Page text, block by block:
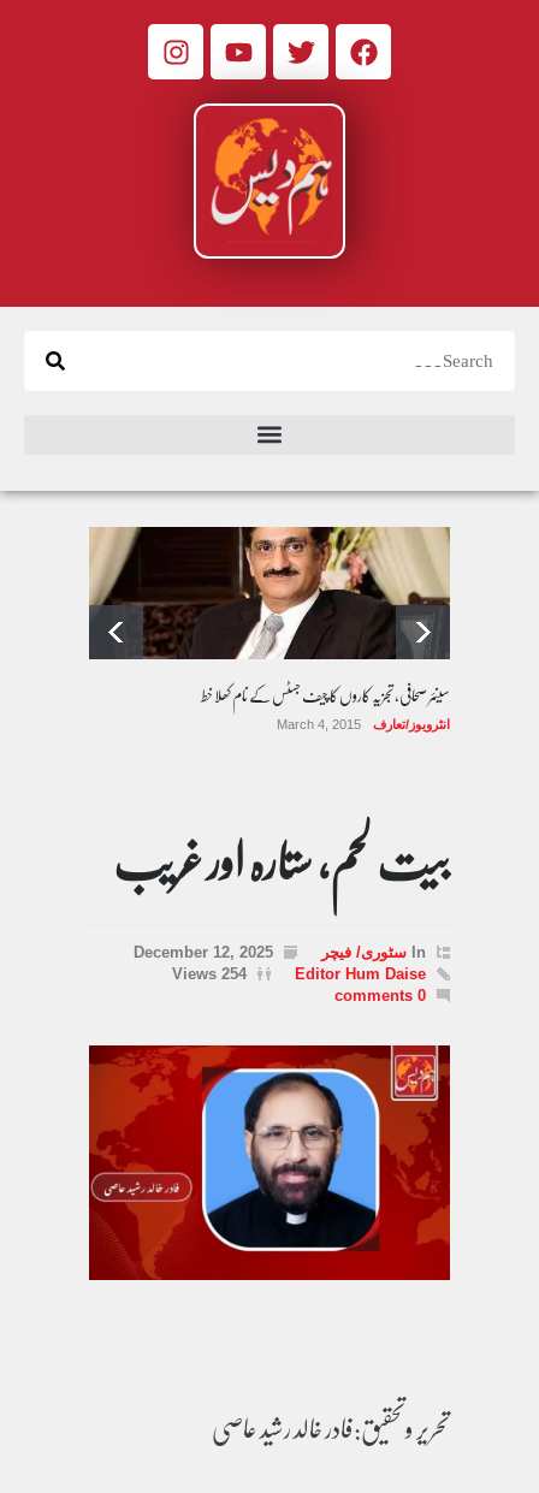
سینئر صحافی، تجزیہ کاروں کا چیف جسٹس کے نام کھلا خط
انٹرویوز/تعارف March 4, 2015
بیت لحم، ستارہ اور غریب
In سٹوری/ فیچر
December 12, 2025
Editor Hum Daise
254 Views
0 comments
تحریر وتحقیق:فادر خالد رشید عاصی